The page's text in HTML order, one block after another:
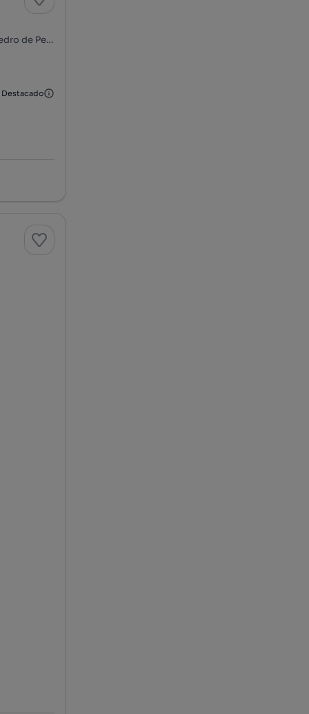
São Pedro de Penaferrim, S. Maria, S. Miguel, S. Martinho e S. Pedro de Penaferrim, Sintra, Lisboa
Destacado